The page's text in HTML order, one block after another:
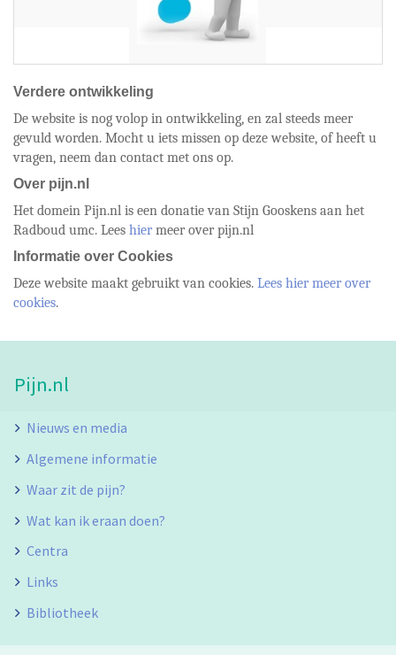
Verdere ontwikkeling
De website is nog volop in ontwikkeling, en zal steeds meer
gevuld worden. Mocht u iets missen op deze website, of heeft u
vragen, neem dan contact met ons op.
Over pijn.nl
Het domein Pijn.nl is een donatie van Stijn Gooskens aan het
Radboud umc. Lees hiermeer over pijn.nl
Informatie over Cookies
Deze website maakt gebruikt van cookies. Lees hier meer over
cookies.
Pijn.nl
Nieuws en media
Algemene informatie
Waar zit de pijn?
Wat kan ik eraan doen?
Centra
Links
Bibliotheek